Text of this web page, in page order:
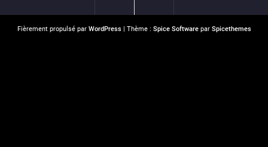
Fièrement propulsé par WordPress| Thème : Spice Softwarepar Spicethemes